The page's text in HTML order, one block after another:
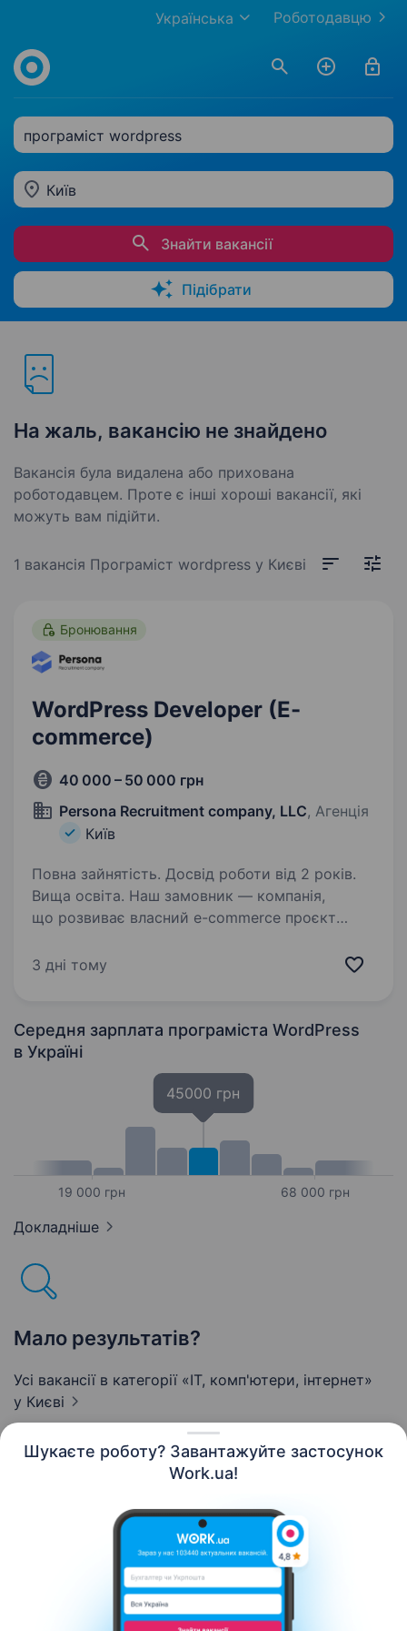
Шукаєте роботу? Завантажуйте застосунок
Work.ua!
Роботодавцю
Українська
програміст wordpress
Київ
Знайти вакансії
Підібрати
На жаль, вакансію не знайдено
Вакансія була видалена або прихована
роботодавцем. Проте є інші хороші вакансії, які
можуть вам підійти.
1 вакансія Програміст wordpress у Києві
Бронювання
WordPress Developer (E-
commerce)
40 000 – 50 000 грн
Persona Recruitment company, LLC, Агенція
Київ
Повна зайнятість. Досвід роботи від 2 років.
Вища освіта. Наш замовник — компанія,
що розвиває власний e-commerce проєкт
автоматизацію бізнес-процесів і покращення
3 дні тому
Середня зарплата програміста WordPress
в Україні
19 000 грн
45000 грн
68 000 грн
Докладніше
Мало результатів?
Усі вакансії в категорії «IT, комп'ютери, інтернет»
у Києві